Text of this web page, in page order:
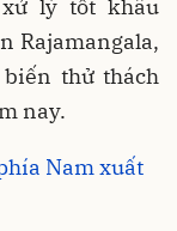
lý tốt khâu
Rajamangala,
thử thách
nay.
Nam xuất